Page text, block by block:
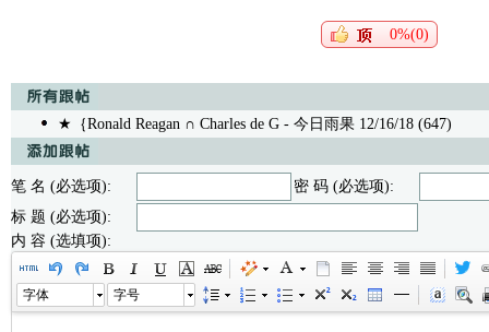
0%(0)
★｛Ronald Reagan ∩ Charles de G - 今日雨果 12/16/18 (647)
笔 名 (必选项):
密 码 (必选项):
标 题 (必选项):
内 容 (选填项):
字体 字号